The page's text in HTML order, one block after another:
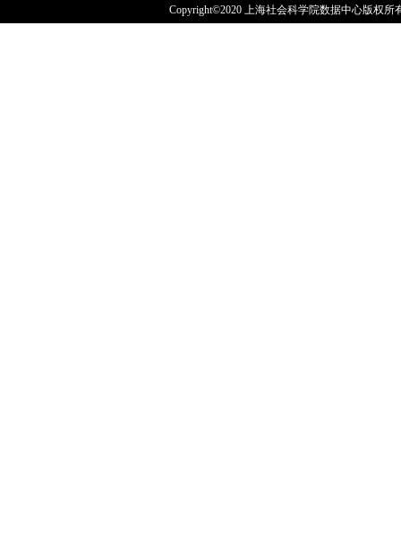
Copyright©2020 上海社会科学院数据中心版权所